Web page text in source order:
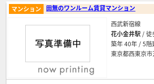
田無のワンルーム賃貸マンション
マンション
西武新宿線
花小金井駅 / 徒
築年 40年 / 5階
東京都西東京